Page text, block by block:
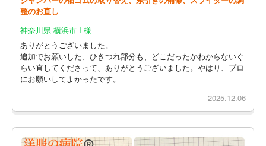
整のお直し
神奈川県 横浜市 I 様
ありがとうございました。
追加でお願いした、ひきつれ部分も、どこだったかわからないぐ
らい直してくださって、ありがとうございました。やはり、プロ
にお願いしてよかったです。
2025.12.06